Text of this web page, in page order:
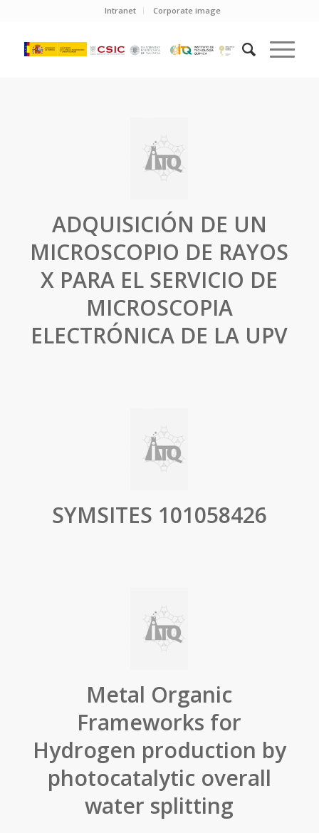
Intranet Corporate image
ADQUISICIÓN DE UN
MICROSCOPIO DE RAYOS
X PARA EL SERVICIO DE
MICROSCOPIA
ELECTRÓNICA DE LA UPV
SYMSITES 101058426
Metal Organic
Frameworks for
Hydrogen production by
photocatalytic overall
water splitting